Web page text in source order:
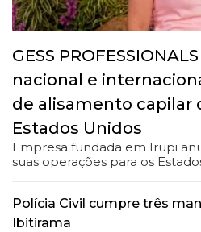
GESS
nacional e
de alisamento capilar
Estados Unidos
Empresa fundada em Irupi
suas operações para os
Polícia Civil cumpre três
Ibitirama